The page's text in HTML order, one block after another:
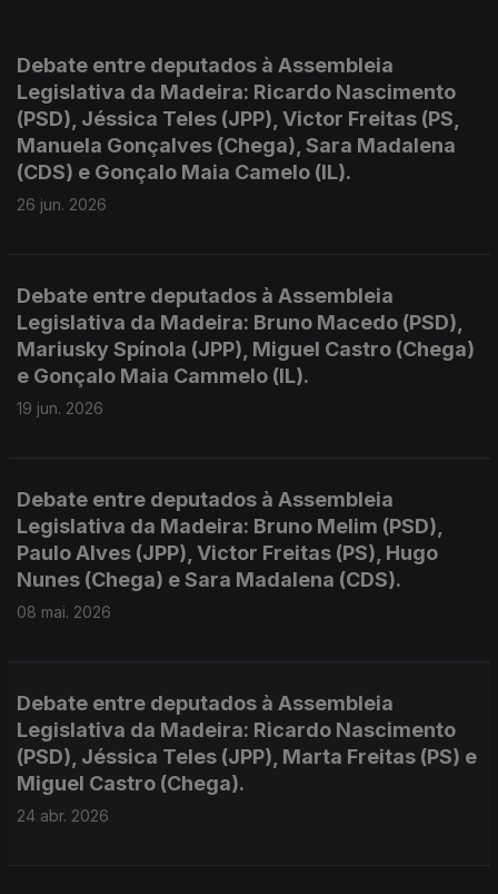
Debate entre deputados à Assembleia
Legislativa da Madeira: Ricardo Nascimento
(PSD), Jéssica Teles (JPP), Victor Freitas (PS,
Manuela Gonçalves (Chega), Sara Madalena
(CDS) e Gonçalo Maia Camelo (IL).
26 jun. 2026
Debate entre deputados à Assembleia
Legislativa da Madeira: Bruno Macedo (PSD),
Mariusky Spínola (JPP), Miguel Castro (Chega)
e Gonçalo Maia Cammelo (IL).
19 jun. 2026
Debate entre deputados à Assembleia
Legislativa da Madeira: Bruno Melim (PSD),
Paulo Alves (JPP), Victor Freitas (PS), Hugo
Nunes (Chega) e Sara Madalena (CDS).
08 mai. 2026
Debate entre deputados à Assembleia
Legislativa da Madeira: Ricardo Nascimento
(PSD), Jéssica Teles (JPP), Marta Freitas (PS) e
Miguel Castro (Chega).
24 abr. 2026